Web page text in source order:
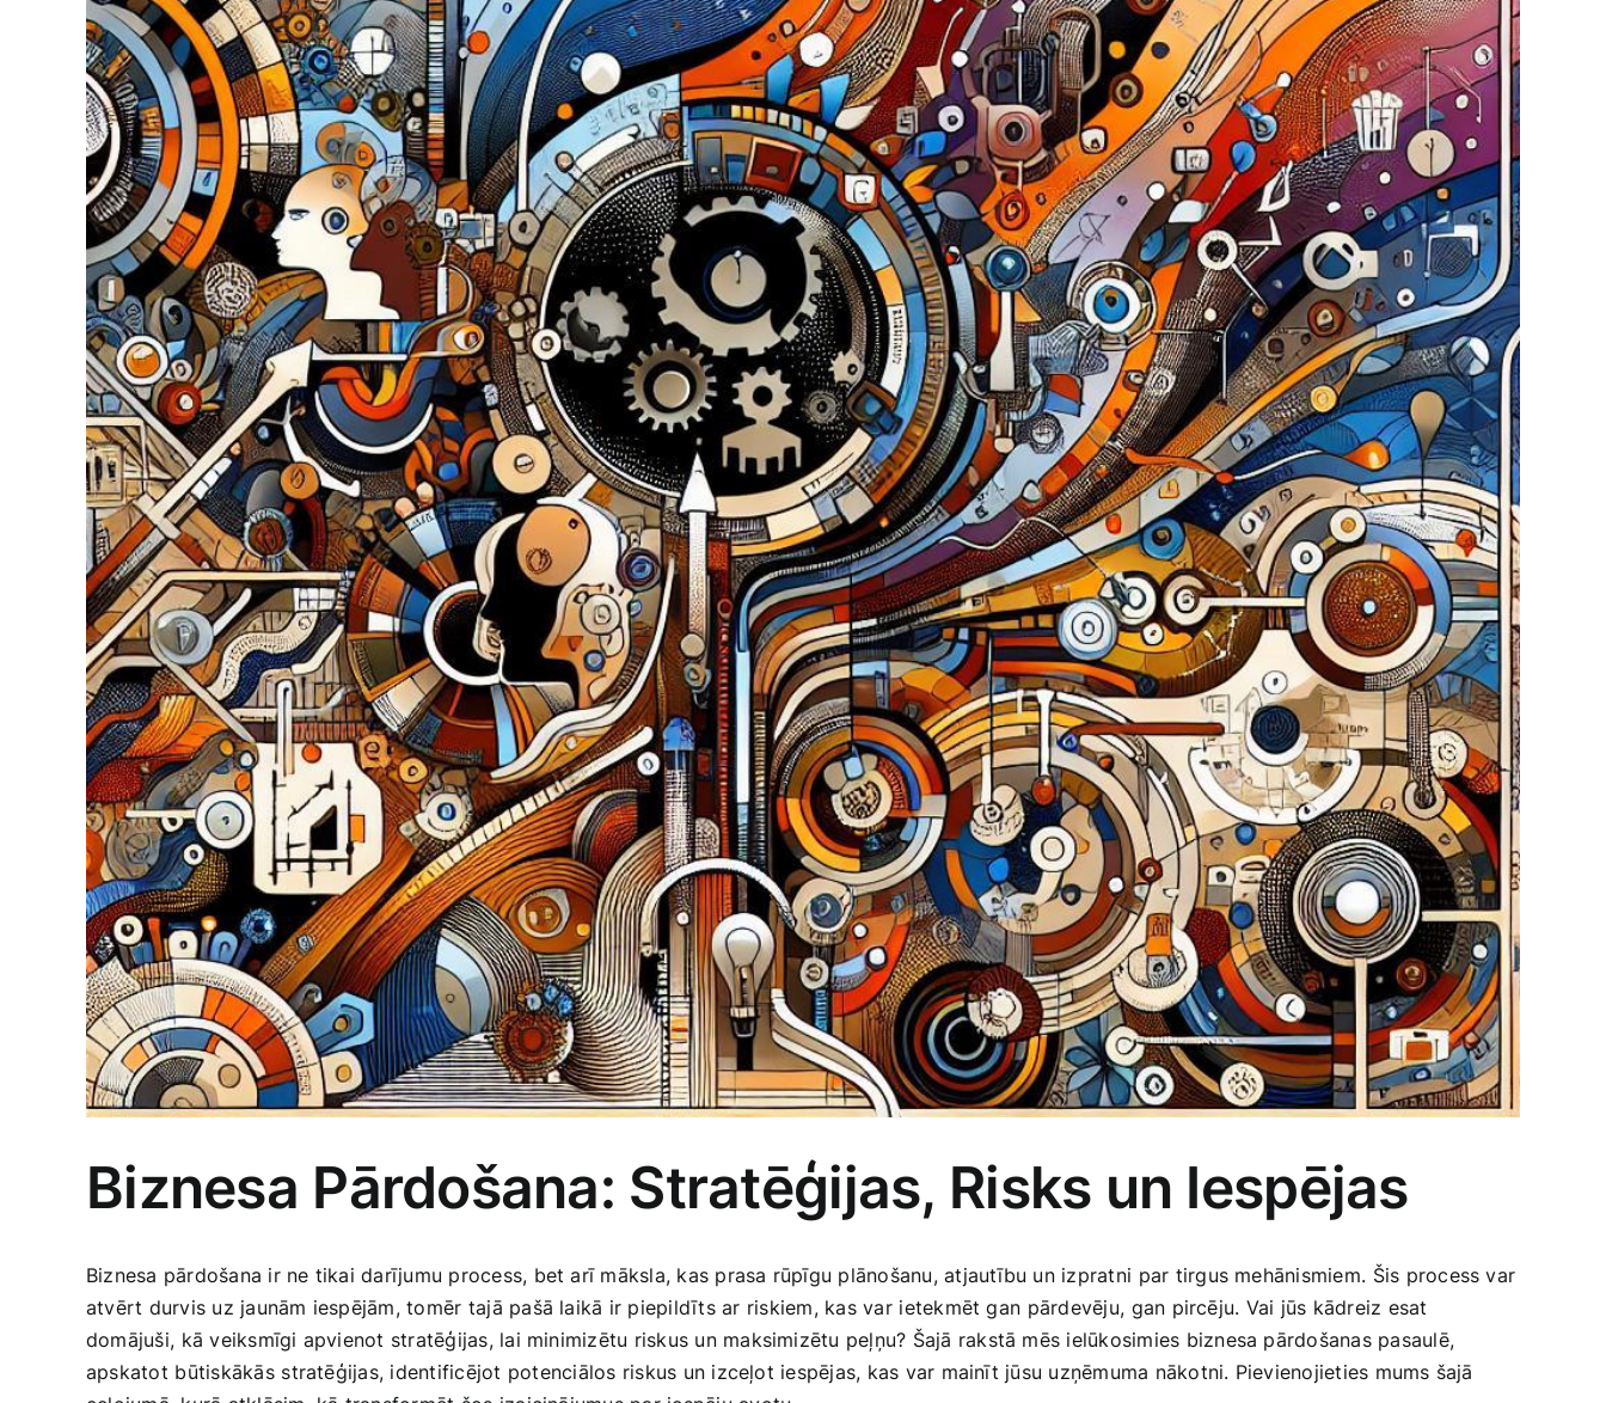
Biznesa Pārdošana: Stratēģijas, Risks un Iespējas
Biznesa pārdošana ​ir ne tikai darījumu ‌process, bet‍ arī māksla, kas prasa ​rūpīgu plānošanu, atjautību ‌un‍ izpratni⁢ par tirgus‍ mehānismiem. ⁣Šis process var
atvērt durvis ‍uz jaunām iespējām, tomēr ⁢tajā pašā​ laikā ir piepildīts ar ⁣riskiem, kas var⁢ ietekmēt ​gan⁣ pārdevēju,⁣ gan pircēju. Vai ‍jūs kādreiz esat
domājuši, ⁤kā veiksmīgi apvienot stratēģijas, lai ​minimizētu riskus​ un maksimizētu peļņu? Šajā rakstā mēs ielūkosimies ‌biznesa‌ pārdošanas ‌pasaulē,
apskatot ⁣būtiskākās ⁣stratēģijas, identificējot ⁣potenciālos riskus un izceļot iespējas,​ kas var mainīt jūsu uzņēmuma​ nākotni. Pievienojieties mums šajā